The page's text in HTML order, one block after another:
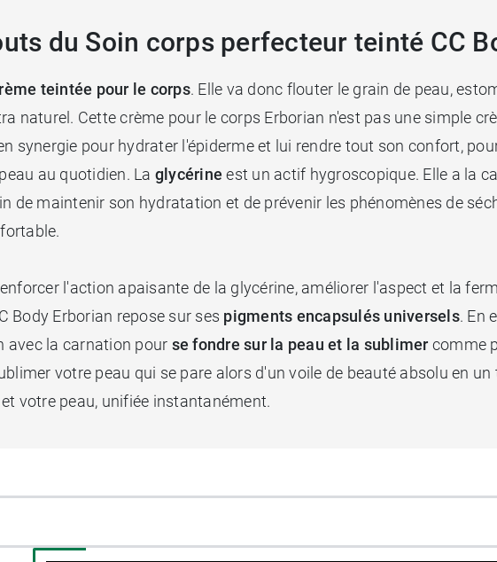
du Soin corps perfecteur teinté CC
teintée pour le corps. Elle va donc flouter le grain de peau,
naturel. Cette crème pour le corps Erborian n'est pas une simple
synergie pour hydrater l'épiderme et lui rendre tout son confort,
au quotidien. La glycérineest un actif hygroscopique. Elle a la
de maintenir son hydratation et de prévenir les phénomènes de
l'action apaisante de la glycérine, améliorer l'aspect et la
Body Erborian repose sur ses pigments encapsulés universels. En
avec la carnation pour se fondre sur la peau et la sublimer comme
votre peau qui se pare alors d'un voile de beauté absolu en
votre peau, unifiée instantanément.
CC Body Erborian, votre beau est belle et sublimée toute l'année